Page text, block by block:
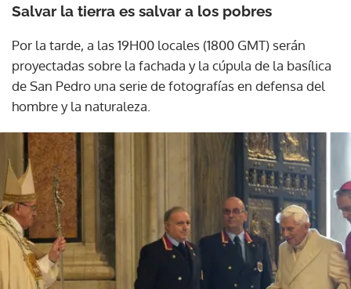
Salvar la tierra es salvar a los pobres
Por la tarde, a las 19H00 locales (1800 GMT) serán
proyectadas sobre la fachada y la cúpula de la basílica
de San Pedro una serie de fotografías en defensa del
hombre y la naturaleza.